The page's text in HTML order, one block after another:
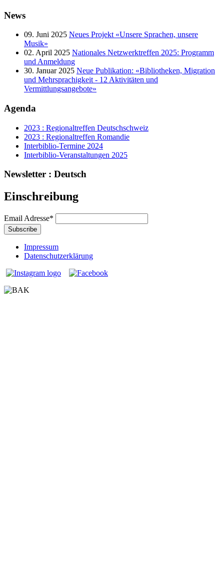
News
09. Juni 2025 Neues Projekt «Unsere Sprachen, unsere
Musik»
02. April 2025 Nationales Netzwerktreffen 2025: Programm
und Anmeldung
30. Januar 2025 Neue Publikation: «Bibliotheken, Migration
und Mehrsprachigkeit - 12 Aktivitäten und
Vermittlungsangebote»
Agenda
2023 : Regionaltreffen Deutschschweiz
2023 : Regionaltreffen Romandie
Interbiblio-Termine 2024
Interbiblio-Veranstaltungen 2025
Newsletter : Deutsch
Einschreibung
Email Adresse*
Impressum
Datenschutzerklärung